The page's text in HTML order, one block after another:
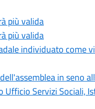
più valida
più valida
individuato come
in seno
Servizi Sociali,